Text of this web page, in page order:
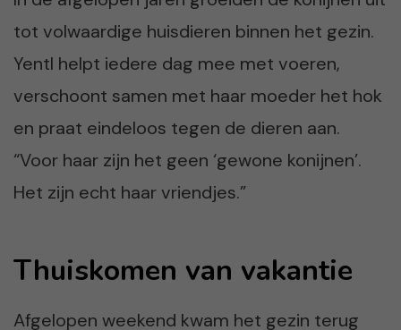
tot volwaardige huisdieren binnen het gezin.
Yentl helpt iedere dag mee met voeren,
verschoont samen met haar moeder het hok
en praat eindeloos tegen de dieren aan.
“Voor haar zijn het geen ‘gewone konijnen’.
Het zijn echt haar vriendjes.”
Thuiskomen van vakantie
Afgelopen weekend kwam het gezin terug